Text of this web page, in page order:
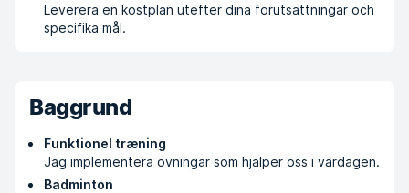
Leverera en kostplan utefter dina förutsättningar och
specifika mål.
Baggrund
Funktionel træning
Jag implementera övningar som hjälper oss i vardagen.
Badminton